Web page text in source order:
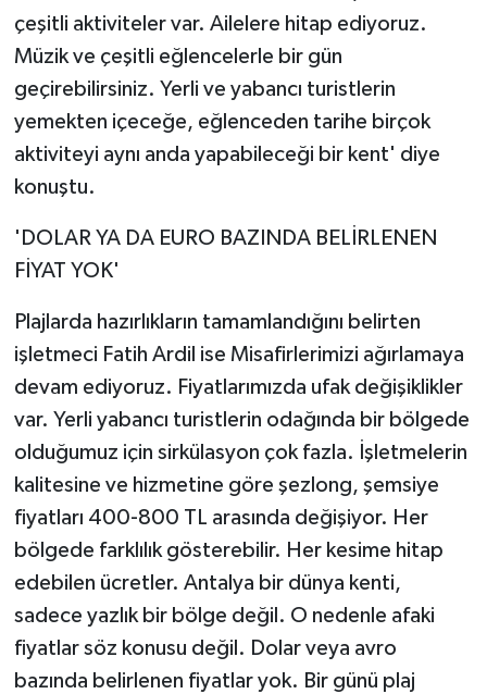
çeşitli aktiviteler var. Ailelere hitap ediyoruz.
Müzik ve çeşitli eğlencelerle bir gün
geçirebilirsiniz. Yerli ve yabancı turistlerin
yemekten içeceğe, eğlenceden tarihe birçok
aktiviteyi aynı anda yapabileceği bir kent' diye
konuştu.
'DOLAR YA DA EURO BAZINDA BELİRLENEN
FİYAT YOK'
Plajlarda hazırlıkların tamamlandığını belirten
işletmeci Fatih Ardil ise Misafirlerimizi ağırlamaya
devam ediyoruz. Fiyatlarımızda ufak değişiklikler
var. Yerli yabancı turistlerin odağında bir bölgede
olduğumuz için sirkülasyon çok fazla. İşletmelerin
kalitesine ve hizmetine göre şezlong, şemsiye
fiyatları 400-800 TL arasında değişiyor. Her
bölgede farklılık gösterebilir. Her kesime hitap
edebilen ücretler. Antalya bir dünya kenti,
sadece yazlık bir bölge değil. O nedenle afaki
fiyatlar söz konusu değil. Dolar veya avro
bazında belirlenen fiyatlar yok. Bir günü plaj